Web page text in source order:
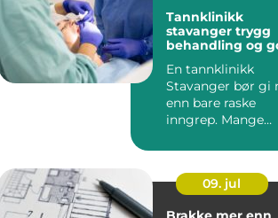
Tannklinikk
stavanger trygg
behandling og
En tannklinikk
Stavanger bør gi
enn bare raske
inngrep. Mange
kombinasjon av
faglig dy...
09. jul